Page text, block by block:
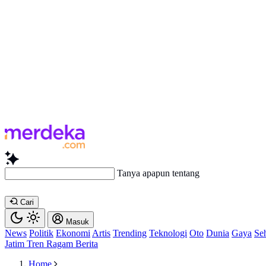
Tanya apapun tentang artikel ini...
Cari
Masuk
News Politik Ekonomi Artis Trending Teknologi Oto Dunia Gaya
Jatim Tren Ragam Berita
Home